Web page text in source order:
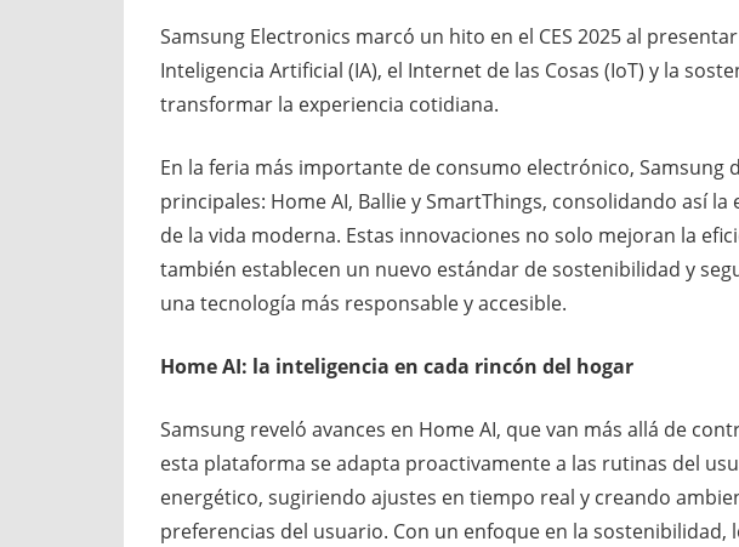
Samsung Electronics marcó un hito en el CES 2025 al
Inteligencia Artificial (IA), el Internet de las Cosas (IoT) y la
transformar la experiencia cotidiana.
En la feria más importante de consumo electrónico, Samsung
principales: Home AI, Ballie y SmartThings, consolidando así
de la vida moderna. Estas innovaciones no solo mejoran la
también establecen un nuevo estándar de sostenibilidad y
una tecnología más responsable y accesible.
Home AI: la inteligencia en cada rincón del hogar
Samsung reveló avances en Home AI, que van más allá de
esta plataforma se adapta proactivamente a las rutinas del
energético, sugiriendo ajustes en tiempo real y creando
preferencias del usuario. Con un enfoque en la sostenibilidad,